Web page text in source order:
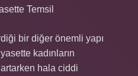
Temsil
bir diğer önemli yapı
kadınların
hala ciddi